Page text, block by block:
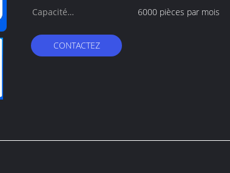
paiement:
Capacité
6000 pièces par mois
CONTACTEZ